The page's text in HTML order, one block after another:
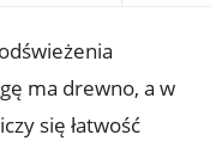
ma drewno, a w
się łatwość